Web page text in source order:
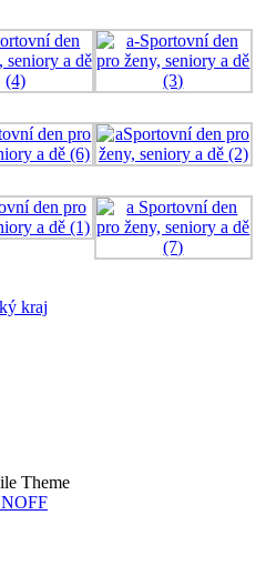
kraj
Theme
OFF